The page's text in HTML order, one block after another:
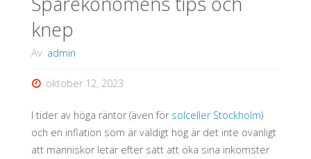
knep
Av admin
oktober 12, 2023
I tider av höga räntor (även för solceller Stockholm)
och en inflation som är väldigt hög är det inte ovanligt
att människor letar efter sätt att öka sina inkomster